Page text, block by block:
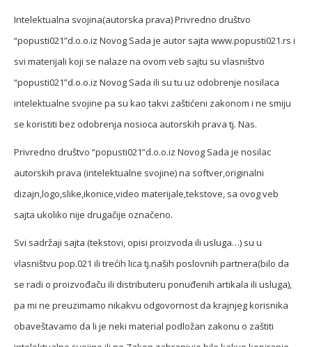
Intelektualna svojina(autorska prava) Privredno društvo
“popusti021”d.o.o.iz Novog Sada je autor sajta www.popusti021.rs i
svi materijali koji se nalaze na ovom veb sajtu su vlasništvo
“popusti021”d.o.o.iz Novog Sada ili su tu uz odobrenje nosilaca
intelektualne svojine pa su kao takvi zaštićeni zakonom i ne smiju
se koristiti bez odobrenja nosioca autorskih prava tj. Nas.
Privredno društvo “popusti021”d.o.o.iz Novog Sada je nosilac
autorskih prava (intelektualne svojine) na softver,originalni
dizajn,logo,slike,ikonice,video materijale,tekstove, sa ovog veb
sajta ukoliko nije drugačije označeno.
Svi sadržaji sajta (tekstovi, opisi proizvoda ili usluga…) su u
vlasništvu pop.021 ili trećih lica tj.naših poslovnih partnera(bilo da
se radi o proizvođaču ili distributeru ponuđenih artikala ili usluga),
pa mi ne preuzimamo nikakvu odgovornost da krajnjeg korisnika
obaveštavamo da li je neki material podložan zakonu o zaštiti